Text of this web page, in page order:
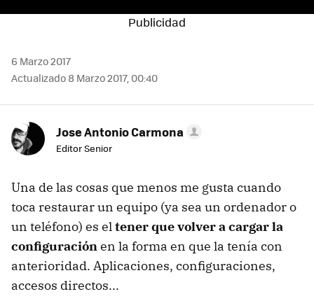
MAIL
6 Marzo 2017
Actualizado 8 Marzo 2017, 00:40
Jose Antonio Carmona
Editor Senior
Una de las cosas que menos me gusta cuando
toca restaurar un equipo (ya sea un ordenador o
un teléfono) es eltener que volver a cargar la
configuraciónen la forma en que la tenía con
anterioridad. Aplicaciones, configuraciones,
accesos directos...